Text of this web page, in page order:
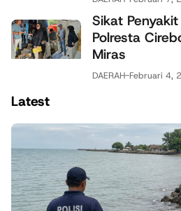
Sikat
Polresta
Miras
DAERAH-Februari 4,
Latest